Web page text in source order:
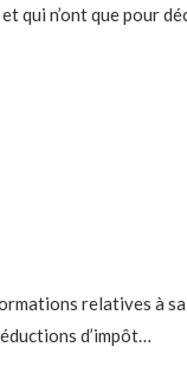
qui n’ont que pour
relatives à
d’impôt…